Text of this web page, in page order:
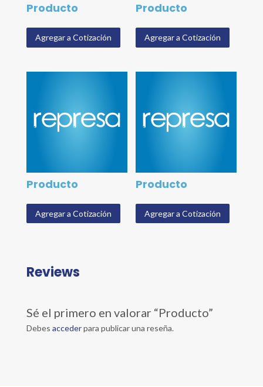
Producto
Agregar a Cotización
Producto
Agregar a Cotización
Producto
Agregar a Cotización
Producto
Agregar a Cotización
Reviews
Sé el primero en valorar “Producto”
Debes accederpara publicar una reseña.